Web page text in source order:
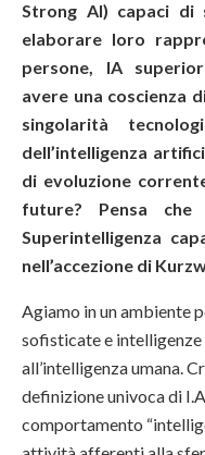
Strong AI) capaci di
elaborare loro
persone, IA
avere una coscienza
singolarità
dell’intelligenza
di evoluzione
future? Pensa
Superintelligenza
nell’accezione di
Agiamo in un ambiente
sofisticate e
all’intelligenza umana.
definizione univoca di
comportamento